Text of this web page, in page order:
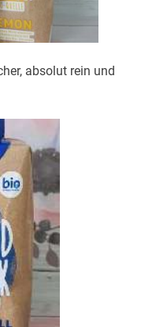
absolut rein und